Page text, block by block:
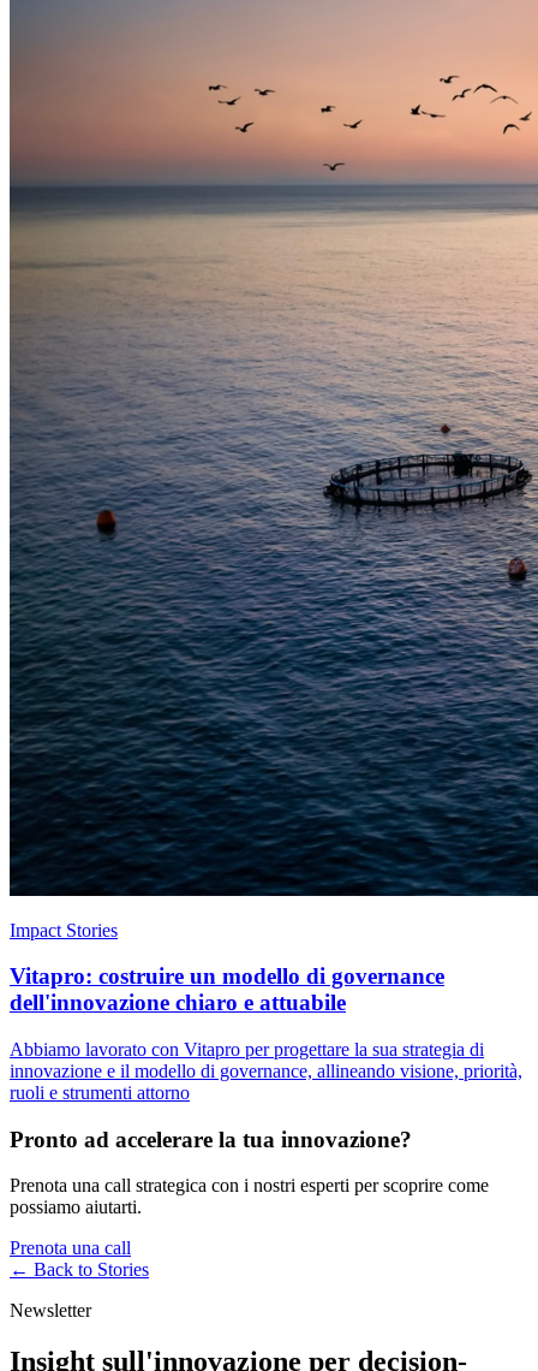
Impact Stories
Vitapro: costruire un modello di governance
dell'innovazione chiaro e attuabile
Abbiamo lavorato con Vitapro per progettare la sua strategia di
innovazione e il modello di governance, allineando visione, priorità,
ruoli e strumenti attorno
Pronto ad accelerare la tua innovazione?
Prenota una call strategica con i nostri esperti per scoprire come
possiamo aiutarti.
Prenota una call
← Back to Stories
Newsletter
Insight sull'innovazione per decision-